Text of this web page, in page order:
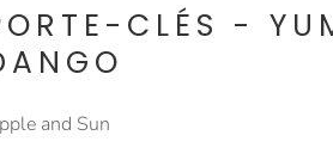
CLÉS -
and Sun